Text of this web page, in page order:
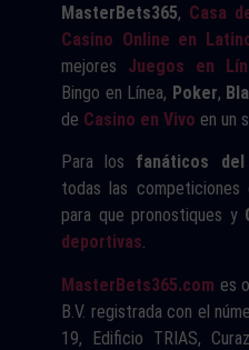
MasterBets365, Casa
Casino Online en
mejores Juegos en
Bingo en Línea, Poker,
de Casino en Vivo en un
Para los fanáticos
todas las competiciones
para que pronostiques y
deportivas.
MasterBets365.com es
B.V. registrada con el
19, Edificio TRIAS,